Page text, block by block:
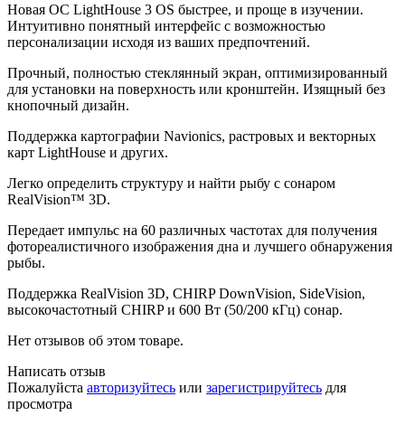
Новая ОС LightHouse 3 OS быстрее, и проще в изучении.
Интуитивно понятный интерфейс с возможностью
персонализации исходя из ваших предпочтений.
Прочный, полностью стеклянный экран, оптимизированный
для установки на поверхность или кронштейн. Изящный без
кнопочный дизайн.
Поддержка картографии Navionics, растровых и векторных
карт LightHouse и других.
Легко определить структуру и найти рыбу с сонаром
RealVision™ 3D.
Передает импульс на 60 различных частотах для получения
фотореалистичного изображения дна и лучшего обнаружения
рыбы.
Поддержка RealVision 3D, CHIRP DownVision, SideVision,
высокочастотный CHIRP и 600 Вт (50/200 кГц) сонар.
Нет отзывов об этом товаре.
Написать отзыв
Пожалуйста авторизуйтесь или зарегистрируйтесь для
просмотра